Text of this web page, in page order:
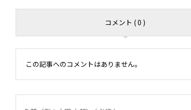
コメント ( 0 )
この記事へのコメントはありません。